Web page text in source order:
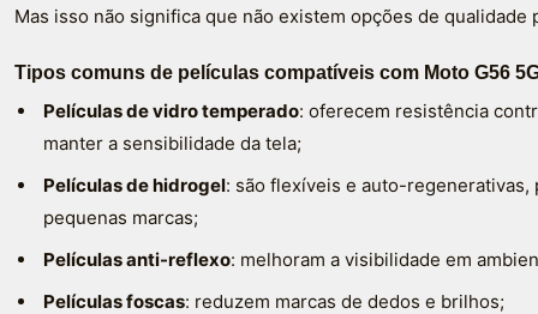
Mas isso não significa que não existem opções de
Tipos comuns de películas compatíveis com Moto G56
Películas de vidro temperado: oferecem resistência
manter a sensibilidade da tela;
Películas de hidrogel: são flexíveis e auto-
pequenas marcas;
Películas anti-reflexo: melhoram a visibilidade em
Películas foscas: reduzem marcas de dedos e brilhos;